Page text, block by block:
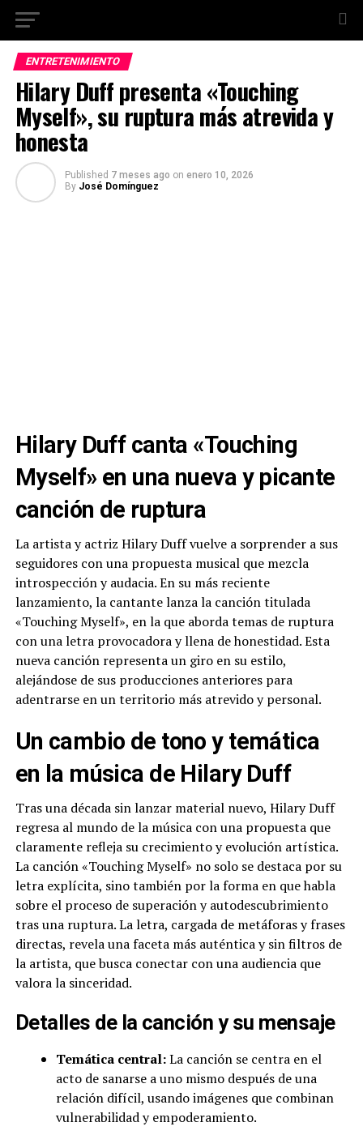
ENTRETENIMIENTO
Hilary Duff presenta «Touching
Myself», su ruptura más atrevida y
honesta
Published 7 meses ago on enero 10, 2026
By José Domínguez
Hilary Duff canta «Touching
Myself» en una nueva y picante
canción de ruptura
La artista y actriz Hilary Duff vuelve a sorprender a sus
seguidores con una propuesta musical que mezcla
introspección y audacia. En su más reciente
lanzamiento, la cantante lanza la canción titulada
«Touching Myself», en la que aborda temas de ruptura
con una letra provocadora y llena de honestidad. Esta
nueva canción representa un giro en su estilo,
alejándose de sus producciones anteriores para
adentrarse en un territorio más atrevido y personal.
Un cambio de tono y temática
en la música de Hilary Duff
Tras una década sin lanzar material nuevo, Hilary Duff
regresa al mundo de la música con una propuesta que
claramente refleja su crecimiento y evolución artística.
La canción «Touching Myself» no solo se destaca por su
letra explícita, sino también por la forma en que habla
sobre el proceso de superación y autodescubrimiento
tras una ruptura. La letra, cargada de metáforas y frases
directas, revela una faceta más auténtica y sin filtros de
la artista, que busca conectar con una audiencia que
valora la sinceridad.
Detalles de la canción y su mensaje
Temática central:La canción se centra en el
acto de sanarse a uno mismo después de una
relación difícil, usando imágenes que combinan
vulnerabilidad y empoderamiento.